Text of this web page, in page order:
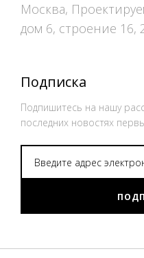
Москва,
дом 6, строение
Подписка
Подпишитесь на нашу
последних новостях